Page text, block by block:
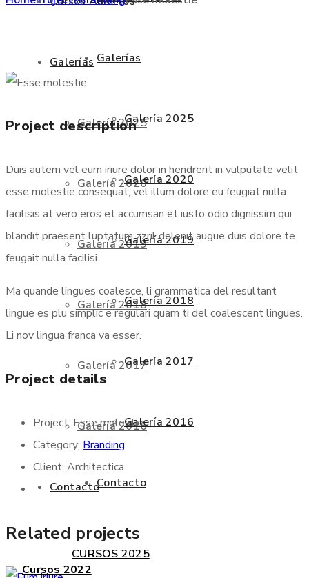
Galerías
Galería 2025
Galería 2020
Galería 2019
Galería 2018
Galería 2017
Galería 2016
Contacto
Cursos 2022
Galerías
Galería 2025
Galería 2020
Galería 2019
Galería 2018
Galería 2017
Galería 2016
Contacto
CURSOS 2025
Project description
Duis autem vel eum iriure dolor in hendrerit in vulputate velit
esse molestie consequat, vel illum dolore eu feugiat nulla
facilisis at vero eros et accumsan et iusto odio dignissim qui
blandit praesent luptatum zzril delenit augue duis dolore te
feugait nulla facilisi.
Ma quande lingues coalesce, li grammatica del resultant
lingue es plu simplic e regulari quam ti del coalescent lingues.
Li nov lingua franca va esser.
Project details
Project: Esse molestie
Category: Branding
Client: Architectica
Related projects